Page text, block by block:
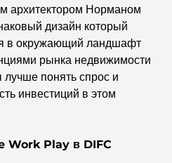
завтраки в районе
Дубая: комплексное
для всех.
в истории: полный
архитектором Норманом
дизайн который
в окружающий ландшафт
рынка недвижимости
понять спрос и
инвестиций в этом
Work Play в DIFC